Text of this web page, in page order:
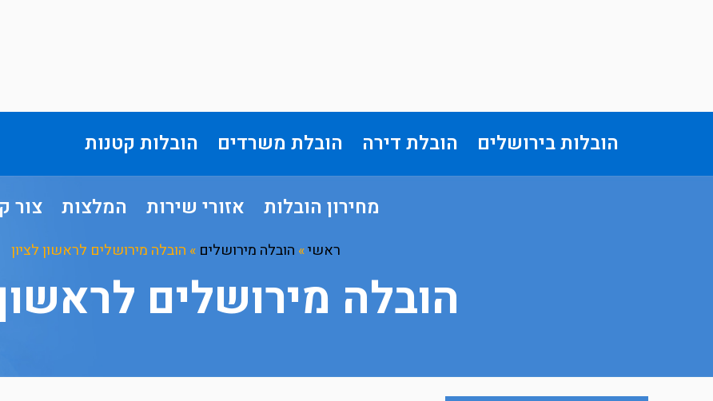
הובלות בירושלים הובלת דירה הובלת משרדים הובלות קטנות
מחירון הובלות אזורי שירות המלצות צור
ראשי» הובלה מירושלים » הובלה מירושלים לראשון לציון
הובלה מירושלים לראשון